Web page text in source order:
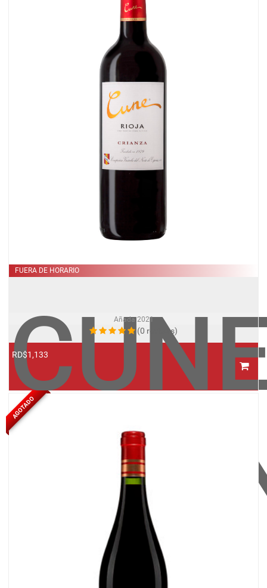
FUERA DE HORARIO
Añada2021
(0 reviews)
RD$1,133
AGOTADO